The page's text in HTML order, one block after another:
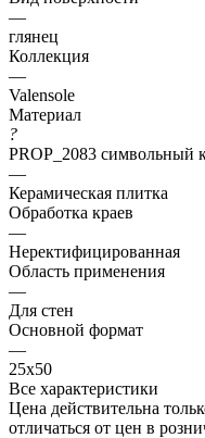
—
глянец
Коллекция
—
Valensole
Материал
?
PROP_2083 символьный
—
Керамическая плитка
Обработка краев
—
Неректифицированная
Область применения
—
Для стен
Основной формат
—
25х50
Все характеристики
Цена действительна
отличаться от цен в